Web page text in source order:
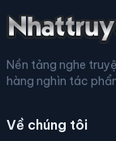
Nền tảng nghe
hàng nghìn tác
Về chúng tôi